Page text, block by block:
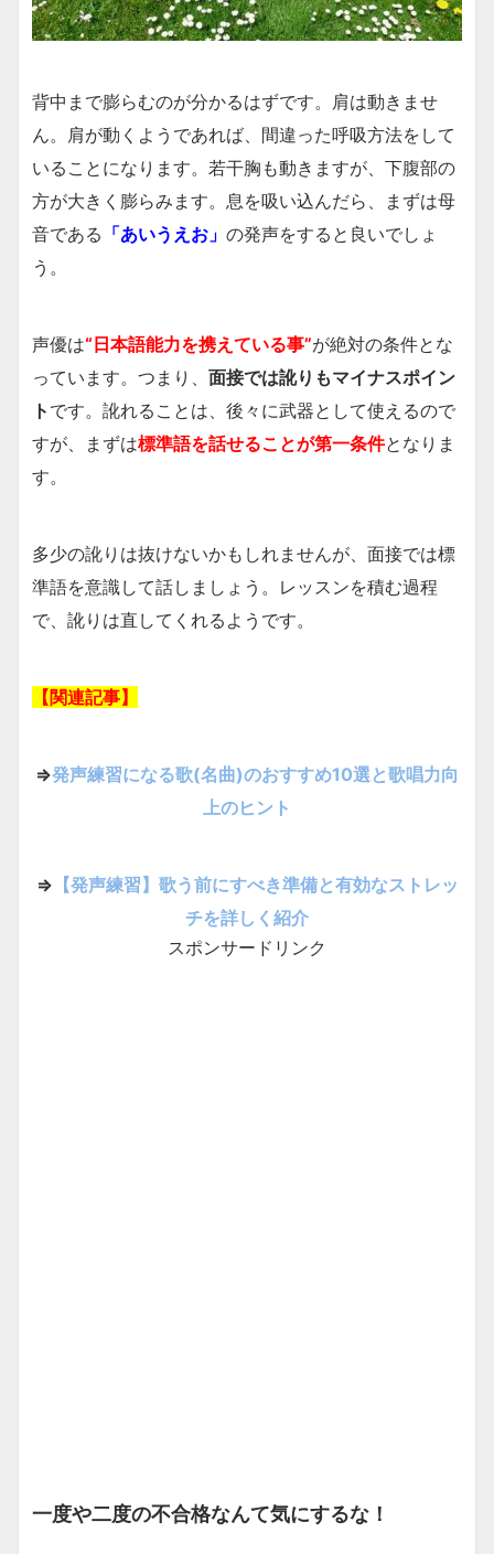
背中まで膨らむのが分かるはずです。肩は動きませ
ん。肩が動くようであれば、間違った呼吸方法をして
いることになります。若干胸も動きますが、下腹部の
方が大きく膨らみます。息を吸い込んだら、まずは母
音である 「あいうえお」 の発声をすると良いでしょ
う。
声優は“日本語能力を携えている事”が絶対の条件とな
っています。つまり、 面接では訛りもマイナスポイン
ト です。訛れることは、後々に武器として使えるので
すが、まずは標準語を話せることが第一条件となりま
す。
多少の訛りは抜けないかもしれませんが、面接では標
準語を意識して話しましょう。レッスンを積む過程
で、訛りは直してくれるようです。
【関連記事】
⇒発声練習になる歌(名曲)のおすすめ10選と歌唱力向
上のヒント
⇒ 【発声練習】歌う前にすべき準備と有効なストレッ
チを詳しく紹介
スポンサードリンク
一度や二度の不合格なんて気にするな！